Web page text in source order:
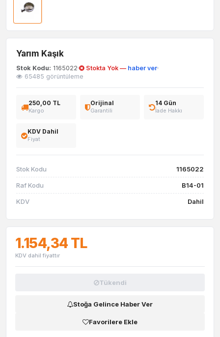
Yarım Kaşık
Stok Kodu: 1165022 Stokta Yok — haber ver
65485 görüntüleme
250,00 TL
Kargo
Orijinal
Garantili
14 Gün
İade Hakkı
KDV Dahil
Fiyat
Stok Kodu 1165022
Raf Kodu B14-01
KDV Dahil
1.154,34 TL
KDV dahil fiyattır
Tükendi
Stoğa Gelince Haber Ver
Favorilere Ekle